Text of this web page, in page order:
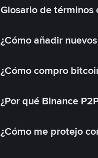
Glosario de términos
¿Cómo añadir
¿Cómo compro
¿Por qué Binance
¿Cómo me protejo